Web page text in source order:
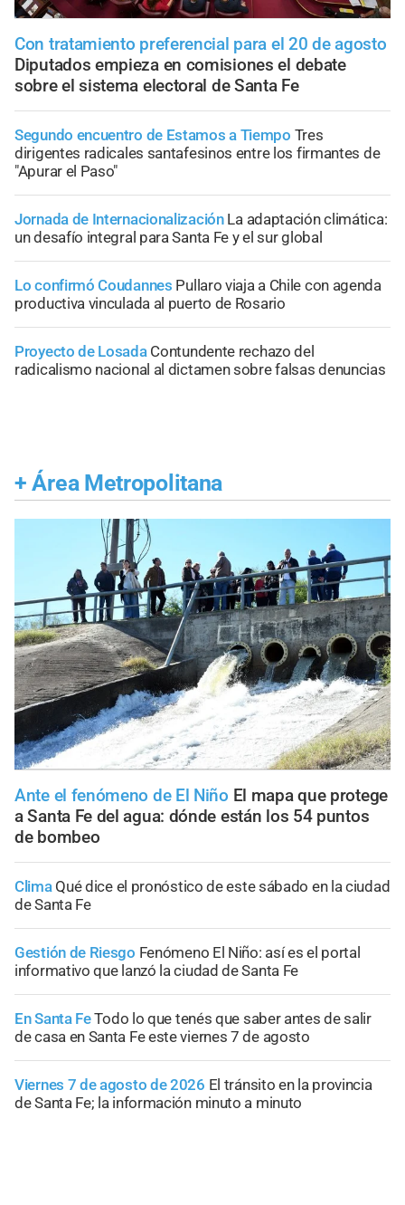
Con tratamiento preferencial para el 20 de agosto
Diputados empieza en comisiones el debate
sobre el sistema electoral de Santa Fe
Segundo encuentro de Estamos a Tiempo Tres
dirigentes radicales santafesinos entre los firmantes de
"Apurar el Paso"
Jornada de Internacionalización La adaptación climática:
un desafío integral para Santa Fe y el sur global
Lo confirmó Coudannes Pullaro viaja a Chile con agenda
productiva vinculada al puerto de Rosario
Proyecto de Losada Contundente rechazo del
radicalismo nacional al dictamen sobre falsas denuncias
+ Área Metropolitana
Ante el fenómeno de El Niño El mapa que protege
a Santa Fe del agua: dónde están los 54 puntos
de bombeo
Clima Qué dice el pronóstico de este sábado en la ciudad
de Santa Fe
Gestión de Riesgo Fenómeno El Niño: así es el portal
informativo que lanzó la ciudad de Santa Fe
En Santa FeTodo lo que tenés que saber antes de salir
de casa en Santa Fe este viernes 7 de agosto
Viernes 7 de agosto de 2026 El tránsito en la provincia
de Santa Fe; la información minuto a minuto